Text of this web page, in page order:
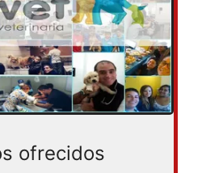
ofrecidos